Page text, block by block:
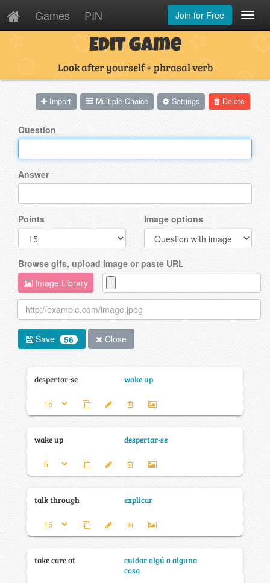
Games PIN Join for Free
Edit Game
Look after yourself + phrasal verb
Delete
Settings
Multiple Choice
Import
Question
Answer
Points Image options
Browse gifs, upload image or paste URL
Image Library
Save 56 Close
despertar-se wake up
wake up despertar-se
talk through explicar
take care of
cuidar algú o alguna
cosa